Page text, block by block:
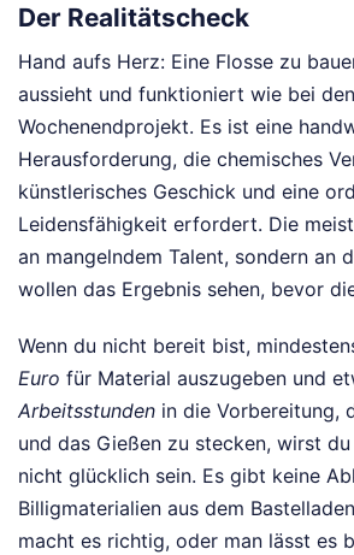
Der Realitätscheck
Hand aufs Herz: Eine Flosse zu
aussieht und funktioniert wie bei
Wochenendprojekt. Es ist eine
Herausforderung, die chemisches
künstlerisches Geschick und eine
Leidensfähigkeit erfordert. Die
an mangelndem Talent, sondern an
wollen das Ergebnis sehen, bevor
Wenn du nicht bereit bist,
Euro für Material auszugeben und
Arbeitsstunden in die Vorbereitung,
und das Gießen zu stecken, wirst
nicht glücklich sein. Es gibt keine
Billigmaterialien aus dem
macht es richtig, oder man lässt es